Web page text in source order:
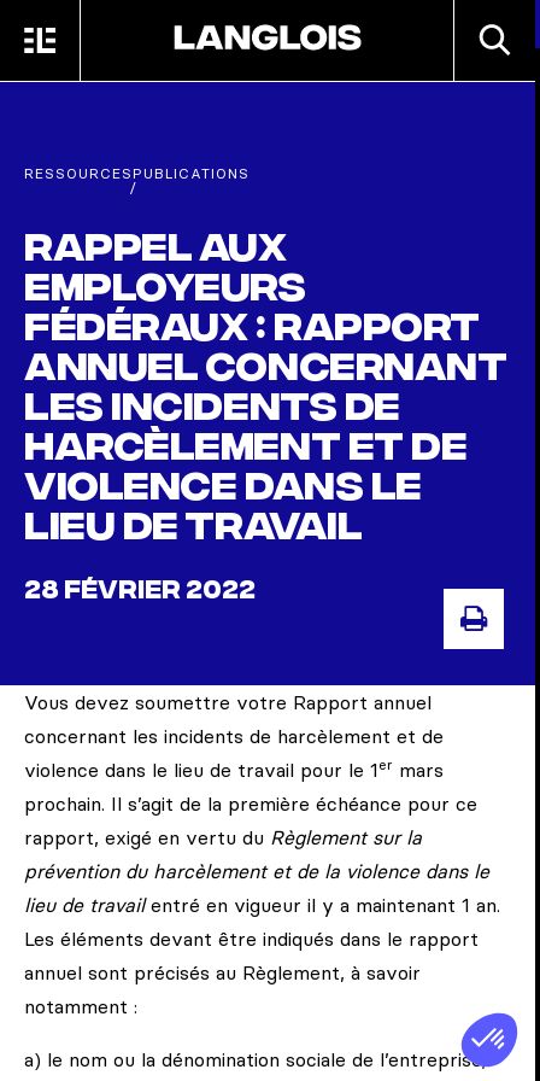
MENU
RESSOURCES
/
PUBLICATIONS
Rappel aux
employeurs
fédéraux : Rapport
annuel concernant
les incidents de
harcèlement et de
violence dans le
lieu de travail
28 FÉVRIER 2022
Vous devez soumettre votre Rapport annuel
concernant les incidents de harcèlement et de
violence dans le lieu de travail pour le 1er mars
prochain. Il s’agit de la première échéance pour ce
rapport, exigé en vertu du Règlement sur la
prévention du harcèlement et de la violence dans le
lieu de travailentré en vigueur il y a maintenant 1 an.
Les éléments devant être indiqués dans le rapport
annuel sont précisés au Règlement, à savoir
notamment :
a) le nom ou la dénomination sociale de l’entreprise;